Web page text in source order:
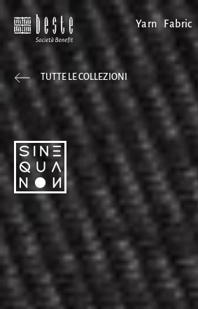
Yarn Fabric
TUTTE LE COLLEZIONI